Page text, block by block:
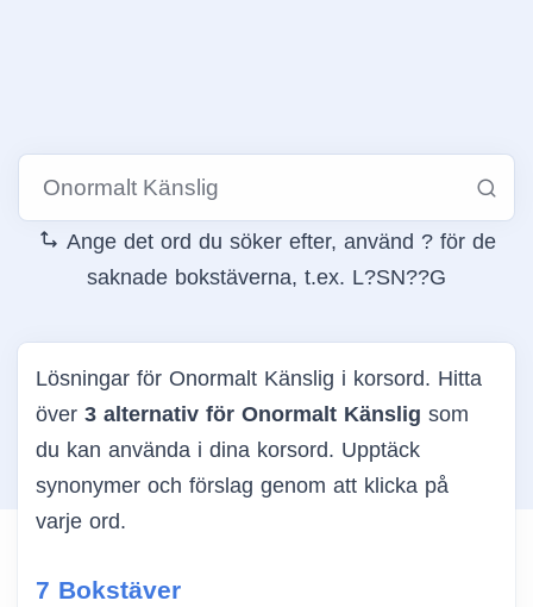
Ange det ord du söker efter, använd ? för de
saknade bokstäverna, t.ex. L?SN??G
Lösningar för Onormalt Känslig i korsord. Hitta
över 3 alternativ för Onormalt Känslig som
du kan använda i dina korsord. Upptäck
synonymer och förslag genom att klicka på
varje ord.
7 Bokstäver